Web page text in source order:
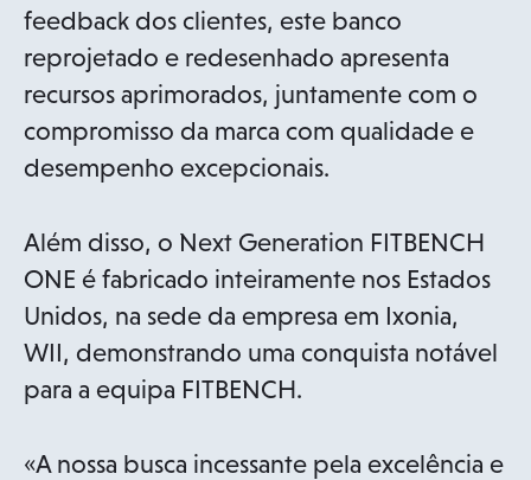
n
a
n
e
t
a
b
feedback dos clientes, este banco
reprojetado e redesenhado apresenta
recursos aprimorados, juntamente com o
compromisso da marca com qualidade e
desempenho excepcionais.
Além disso, o Next Generation FITBENCH
ONE é fabricado inteiramente nos Estados
Unidos, na sede da empresa em Ixonia,
WII, demonstrando uma conquista notável
para a equipa FITBENCH.
«A nossa busca incessante pela excelência e